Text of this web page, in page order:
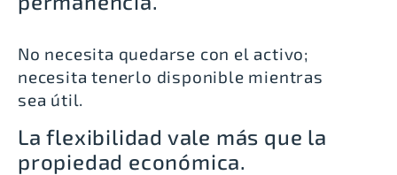
No necesita quedarse con el activo;
necesita tenerlo disponible mientras
sea útil.
La flexibilidad vale más que la
propiedad económica.